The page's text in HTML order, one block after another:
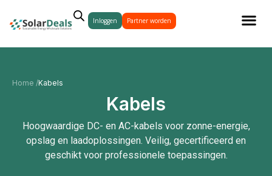
Inloggen Partner worden
Home /Kabels
Kabels
Hoogwaardige DC- en AC-kabels voor zonne-energie,
opslag en laadoplossingen. Veilig, gecertificeerd en
geschikt voor professionele toepassingen.